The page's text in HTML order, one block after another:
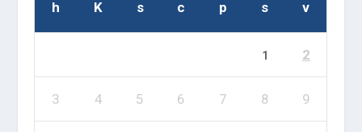
h K s c p s v
1 2
3 4 5 6 7 8 9